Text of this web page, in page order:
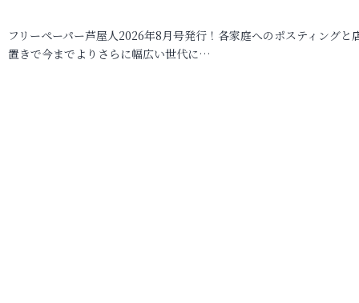
フリーペーパー芦屋人2026年8月号発行！各家庭へのポスティングと
置きで今までよりさらに幅広い世代に…